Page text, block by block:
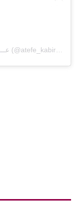
A post shared by Atefe Kabiri / عـــاطفه کبیری (@atefe_kabiri_hairstylist)